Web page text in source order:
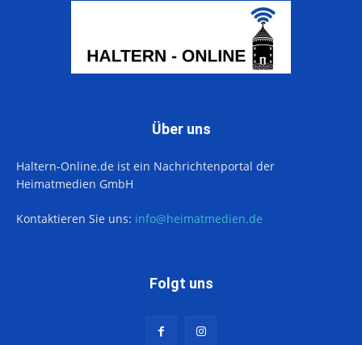
Über uns
Haltern-Online.de ist ein Nachrichtenportal der
Heimatmedien GmbH
Kontaktieren Sie uns: info@heimatmedien.de
Folgt uns